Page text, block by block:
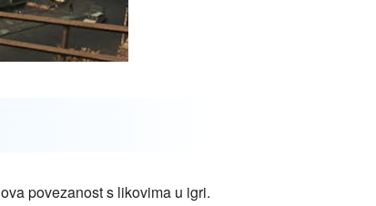
povezanost s likovima u igri.